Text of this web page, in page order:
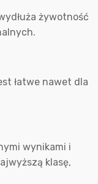
żywotność
łatwe nawet dla
wynikami i
klasę,